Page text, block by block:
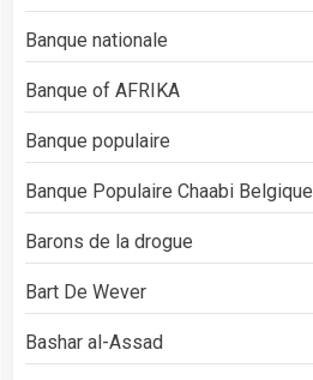
Banque nationale
Banque of AFRIKA
Banque populaire
Banque Populaire Chaabi Belgique
Barons de la drogue
Bart De Wever
Bashar al-Assad